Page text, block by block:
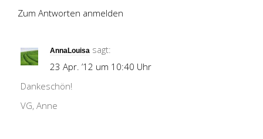
Zum Antworten anmelden
AnnaLouisa sagt:
23 Apr. ’12 um 10:40 Uhr
Dankeschön!
VG, Anne